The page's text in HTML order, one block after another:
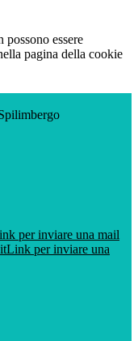
essere
pagina della cookie
per inviare una mail
Link per inviare una